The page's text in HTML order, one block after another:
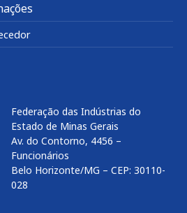
Federação das Indústrias do
Estado de Minas Gerais
Av. do Contorno, 4456 –
Funcionários
Belo Horizonte/MG – CEP: 30110-
028